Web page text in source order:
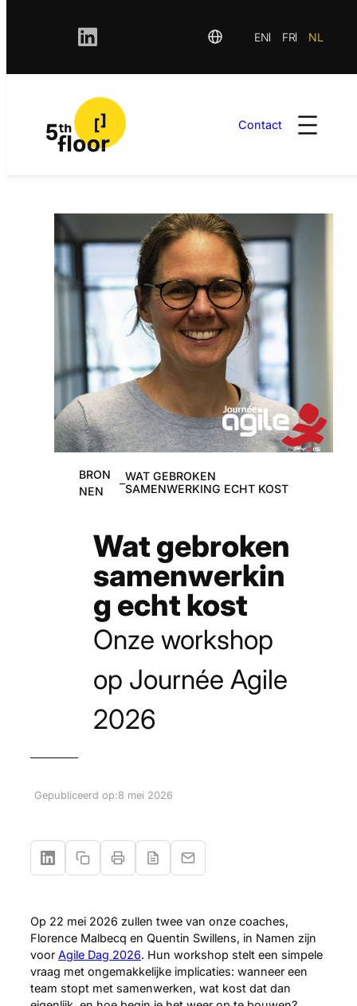
EN FR NL
Contact
BRON
NEN
–WAT GEBROKEN
SAMENWERKING ECHT KOST
Wat gebroken
samenwerkin
g echt kost
Onze workshop
op Journée Agile
2026
Gepubliceerd op:8 mei 2026
Op 22 mei 2026 zullen twee van onze coaches,
Florence Malbecq en Quentin Swillens, in Namen zijn
voor Agile Dag 2026. Hun workshop stelt een simpele
vraag met ongemakkelijke implicaties: wanneer een
team stopt met samenwerken, wat kost dat dan